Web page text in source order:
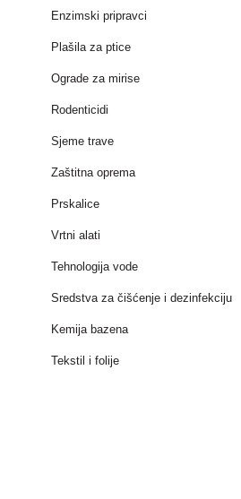
Enzimski pripravci
Plašila za ptice
Ograde za mirise
Rodenticidi
Sjeme trave
Zaštitna oprema
Prskalice
Vrtni alati
Tehnologija vode
Sredstva za čišćenje i dezinfekciju
Kemija bazena
Tekstil i folije